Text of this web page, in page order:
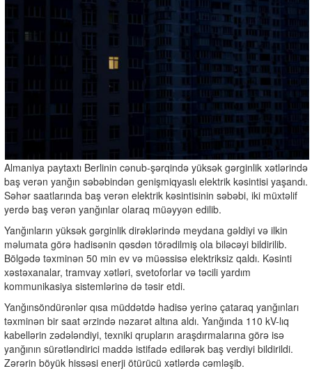
Almaniya paytaxtı Berlinin cənub-şərqində yüksək gərginlik xətlərində
baş verən yanğın səbəbindən genişmiqyaslı elektrik kəsintisi yaşandı.
Səhər saatlarında baş verən elektrik kəsintisinin səbəbi, iki müxtəlif
yerdə baş verən yanğınlar olaraq müəyyən edilib.
Yanğınların yüksək gərginlik dirəklərində meydana gəldiyi və ilkin
məlumata görə hadisənin qəsdən törədilmiş ola biləcəyi bildirilib.
Bölgədə təxminən 50 min ev və müəssisə elektriksiz qaldı. Kəsinti
xəstəxanalar, tramvay xətləri, svetoforlar və təcili yardım
kommunikasiya sistemlərinə də təsir etdi.
Yanğınsöndürənlər qısa müddətdə hadisə yerinə çataraq yanğınları
təxminən bir saat ərzində nəzarət altına aldı. Yanğında 110 kV-lıq
kabellərin zədələndiyi, texniki qrupların araşdırmalarına görə isə
yanğının sürətləndirici maddə istifadə edilərək baş verdiyi bildirildi.
Zərərin böyük hissəsi enerji ötürücü xətlərdə cəmləşib.